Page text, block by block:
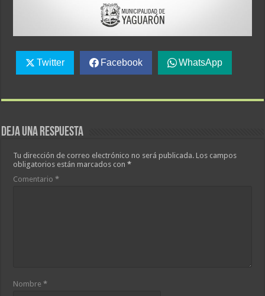
Twitter Facebook WhatsApp
Deja una respuesta
Tu dirección de correo electrónico no será publicada. Los campos
obligatorios están marcados con*
Comentario*
Nombre*